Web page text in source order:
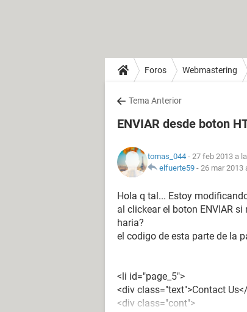
Foros Webmastering
Tema Anterior
ENVIAR desde boton
tomas_044 - 27 feb 2013 a
elfuerte59 - 26 mar 2013
Hola q tal... Estoy
al clickear el boton ENVIAR
haria?
el codigo de esta parte de la
<li id="page_5">
<div class="text">Contact
<div class="cont">